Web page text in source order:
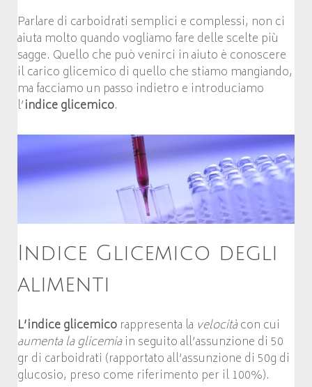
Parlare di carboidrati semplici e complessi, non ci
aiuta molto quando vogliamo fare delle scelte più
sagge. Quello che può venirci in aiuto è conoscere
il carico glicemico di quello che stiamo mangiando,
ma facciamo un passo indietro e introduciamo
l’indice glicemico.
Indice Glicemico degli
alimenti
L’indice glicemico rappresenta la velocitàcon cui
aumenta la glicemiain seguito all’assunzione di 50
gr di carboidrati (rapportato all’assunzione di 50g di
glucosio, preso come riferimento per il 100%).